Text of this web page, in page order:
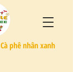
Cà phê nhân xanh